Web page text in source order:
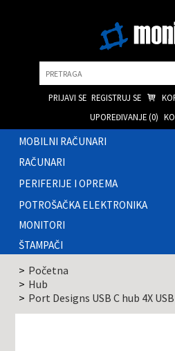
PRIJAVI SE REGISTRUJ SE
UPOREĐIVANJE (0)
MOBILNI RAČUNARI
RAČUNARI
PERIFERIJE I OPREMA
POTROŠAČKA ELEKTRONIKA
MONITORI
ŠTAMPAČI
Početna
Hub
Port Designs USB C hub 4X